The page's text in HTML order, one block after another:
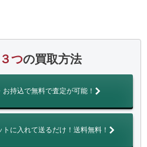
３つの買取方法
お持込で無料で査定が可能！
トに入れて送るだけ！送料無料！